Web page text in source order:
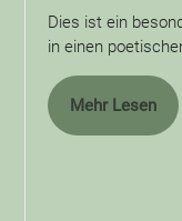
Dies ist ein
in einen
Mehr Lesen